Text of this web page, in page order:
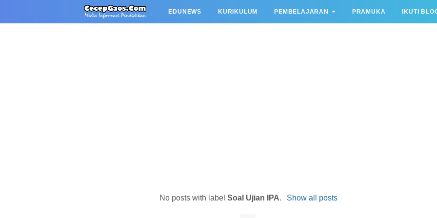
EDUNEWS KURIKULUM PEMBELAJARAN PRAMUKA IKUTI
No posts with labelSoal Ujian IPA. Show all posts